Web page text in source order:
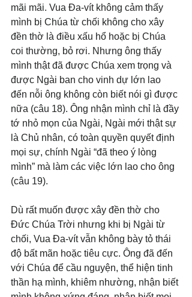
mãi mãi. Vua Đa-vít không cảm thấy
mình bị Chúa từ chối không cho xây
đền thờ là điều xấu hổ hoặc bị Chúa
coi thường, bỏ rơi. Nhưng ông thấy
mình thật đã được Chúa xem trọng và
được Ngài ban cho vinh dự lớn lao
đến nỗi ông không còn biết nói gì được
nữa (câu 18). Ông nhận mình chỉ là đầy
tớ nhỏ mọn của Ngài, Ngài mới thật sự
là Chủ nhân, có toàn quyền quyết định
mọi sự, chính Ngài “đã theo ý lòng
mình” mà làm các việc lớn lao cho ông
(câu 19).
Dù rất muốn được xây đền thờ cho
Đức Chúa Trời nhưng khi bị Ngài từ
chối, Vua Đa-vít vẫn không bày tỏ thái
độ bất mãn hoặc tiêu cực. Ông đã đến
với Chúa để cầu nguyện, thể hiện tinh
thần hạ mình, khiêm nhường, nhận biết